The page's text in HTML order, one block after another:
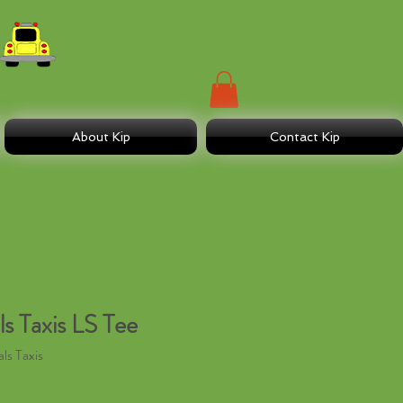
About Kip Contact Kip
Taxis LS Tee
Taxis